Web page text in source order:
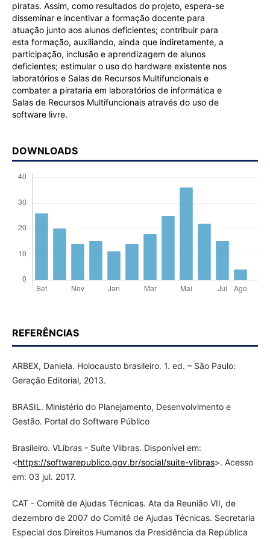
piratas. Assim, como resultados do projeto, espera-se
disseminar e incentivar a formação docente para
atuação junto aos alunos deficientes; contribuir para
esta formação, auxiliando, ainda que indiretamente, a
participação, inclusão e aprendizagem de alunos
deficientes; estimular o uso do hardware existente nos
laboratórios e Salas de Recursos Multifuncionais e
combater a pirataria em laboratórios de informática e
Salas de Recursos Multifuncionais através do uso de
software livre.
DOWNLOADS
REFERÊNCIAS
ARBEX, Daniela. Holocausto brasileiro. 1. ed. – São Paulo:
Geração Editorial, 2013.
BRASIL. Ministério do Planejamento, Desenvolvimento e
Gestão. Portal do Software Público
Brasileiro. VLibras - Suíte Vlibras. Disponível em:
<https://softwarepublico.gov.br/social/suite-vlibras>. Acesso
em: 03 jul. 2017.
CAT - Comitê de Ajudas Técnicas. Ata da Reunião VII, de
dezembro de 2007 do Comitê de Ajudas Técnicas. Secretaria
Especial dos Direitos Humanos da Presidência da República